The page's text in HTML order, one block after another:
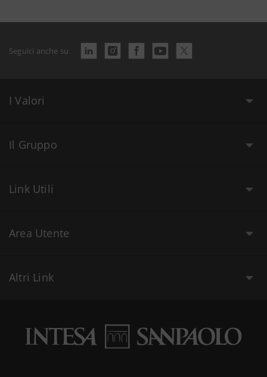
Seguici anche su
I Valori
Il Gruppo
Link Utili
Area Utente
Altri Link